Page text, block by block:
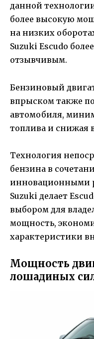
данной
более высокую
на низких
Suzuki Escudo
отзывчивым.
Бензиновый
впрыском также
автомобиля,
топлива и снижая
Технология
бензина в
инновационными
Suzuki делает
выбором для
мощность,
характеристики
Мощность
лошадиных